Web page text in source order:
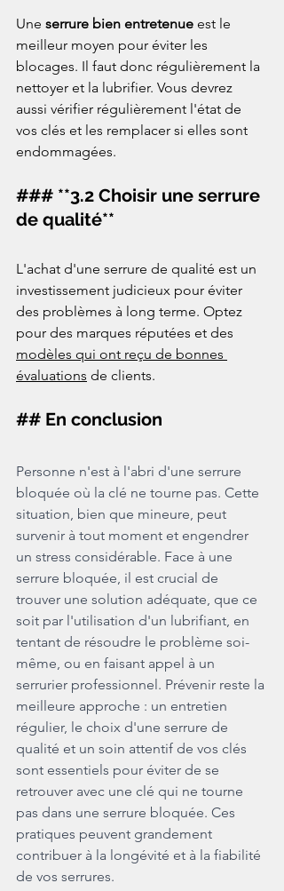
Une serrure bien entretenue est le
meilleur moyen pour éviter les
blocages. Il faut donc régulièrement la
nettoyer et la lubrifier. Vous devrez
aussi vérifier régulièrement l'état de
vos clés et les remplacer si elles sont
endommagées.
### **3.2 Choisir une serrure
de qualité**
L'achat d'une serrure de qualité est un
investissement judicieux pour éviter
des problèmes à long terme. Optez
pour des marques réputées et des
modèles qui ont reçu de bonnes
évaluations de clients.
## En conclusion
Personne n'est à l'abri d'une serrure
bloquée où la clé ne tourne pas. Cette
situation, bien que mineure, peut
survenir à tout moment et engendrer
un stress considérable. Face à une
serrure bloquée, il est crucial de
trouver une solution adéquate, que ce
soit par l'utilisation d'un lubrifiant, en
tentant de résoudre le problème soi-
même, ou en faisant appel à un
serrurier professionnel. Prévenir reste la
meilleure approche : un entretien
régulier, le choix d'une serrure de
qualité et un soin attentif de vos clés
sont essentiels pour éviter de se
retrouver avec une clé qui ne tourne
pas dans une serrure bloquée. Ces
pratiques peuvent grandement
contribuer à la longévité et à la fiabilité
de vos serrures.